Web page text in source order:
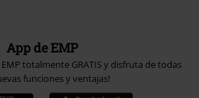
App de EMP
EMP totalmente GRATIS y disfruta de todas
funciones y ventajas!